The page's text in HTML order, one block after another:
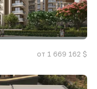
от 1 669 162 $